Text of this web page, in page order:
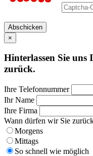
Abschicken
×
Hinterlassen Sie
zurück.
Ihre Telefonnummer
Ihr Name
Ihre Firma
Wann dürfen wir Sie
Morgens
Mittags
So schnell wie möglich